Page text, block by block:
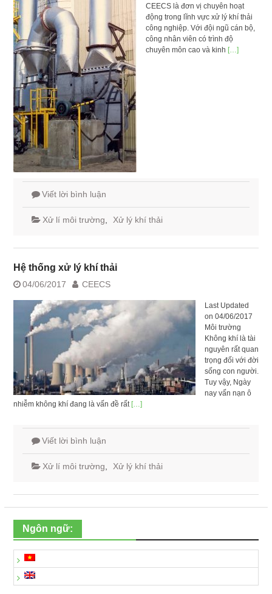
CEECS là đơn vị chuyên hoạt
động trong lĩnh vực xử lý khí thải
công nghiệp. Với đội ngũ cán bộ,
công nhân viên có trình độ
chuyên môn cao và kinh […]
Viết lời bình luận
Xử lí môi trường Xử lý khí thải
Hệ thống xử lý khí thải
04/06/2017 CEECS
Last Updated
on 04/06/2017
Môi trường
Không khí là tài
nguyên rất quan
trọng đối với đời
sống con người.
Tuy vậy, Ngày
nay vấn nạn ô
nhiễm không khí đang là vấn đề rất […]
Viết lời bình luận
Xử lí môi trường Xử lý khí thải
Ngôn ngữ: